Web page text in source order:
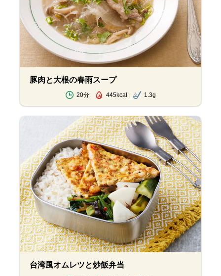
豚肉と大根の春雨スープ
20分 445kcal 1.3g
台湾風オムレツと炒飯弁当